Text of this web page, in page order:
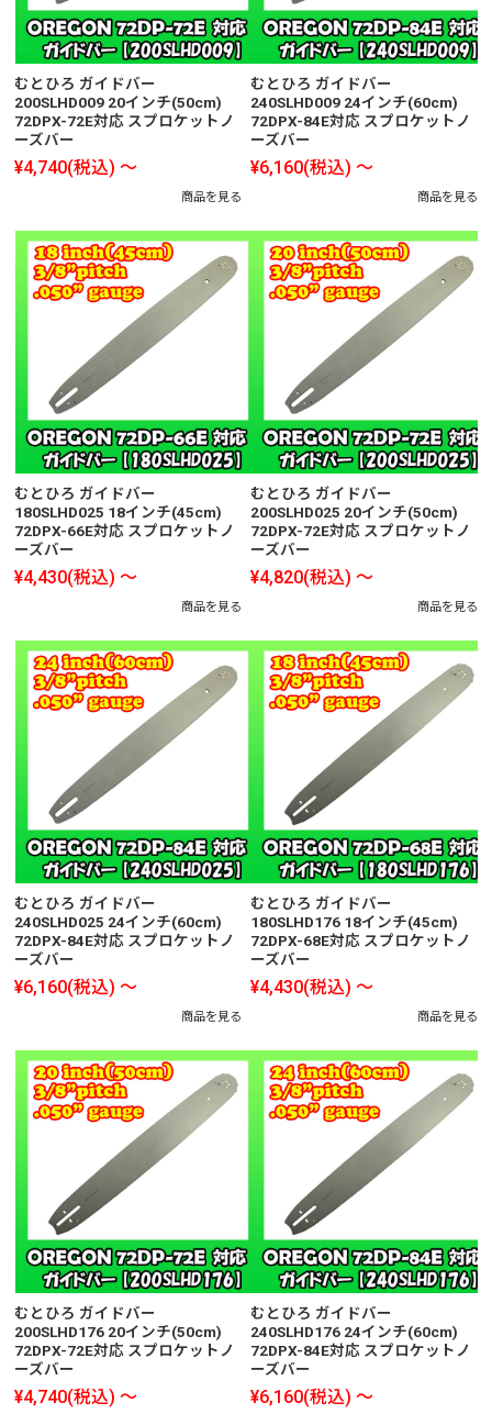
むとひろ ガイドバー
200SLHD009 20インチ(50cm)
72DPX-72E対応 スプロケットノ
ーズバー
¥4,740(税込) ～
商品を見る
むとひろ ガイドバー
240SLHD009 24インチ(60cm)
72DPX-84E対応 スプロケットノ
ーズバー
¥6,160(税込) ～
商品を見る
むとひろ ガイドバー
180SLHD025 18インチ(45cm)
72DPX-66E対応 スプロケットノ
ーズバー
¥4,430(税込) ～
商品を見る
むとひろ ガイドバー
200SLHD025 20インチ(50cm)
72DPX-72E対応 スプロケットノ
ーズバー
¥4,820(税込) ～
商品を見る
むとひろ ガイドバー
240SLHD025 24インチ(60cm)
72DPX-84E対応 スプロケットノ
ーズバー
¥6,160(税込) ～
商品を見る
むとひろ ガイドバー
180SLHD176 18インチ(45cm)
72DPX-68E対応 スプロケットノ
ーズバー
¥4,430(税込) ～
商品を見る
むとひろ ガイドバー
200SLHD176 20インチ(50cm)
72DPX-72E対応 スプロケットノ
ーズバー
¥4,740(税込) ～
むとひろ ガイドバー
240SLHD176 24インチ(60cm)
72DPX-84E対応 スプロケットノ
ーズバー
¥6,160(税込) ～